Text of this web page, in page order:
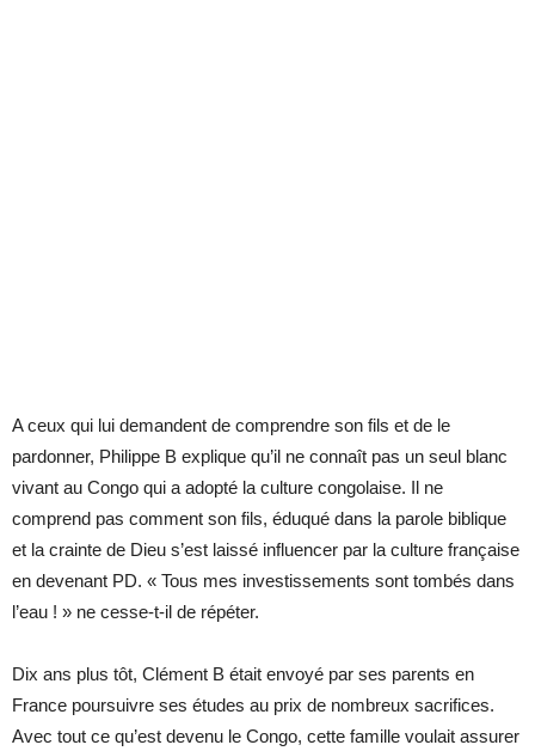
A ceux qui lui demandent de comprendre son fils et de le
pardonner, Philippe B explique qu’il ne connaît pas un seul blanc
vivant au Congo qui a adopté la culture congolaise. Il ne
comprend pas comment son fils, éduqué dans la parole biblique
et la crainte de Dieu s’est laissé influencer par la culture française
en devenant PD. « Tous mes investissements sont tombés dans
l’eau ! » ne cesse-t-il de répéter.
Dix ans plus tôt, Clément B était envoyé par ses parents en
France poursuivre ses études au prix de nombreux sacrifices.
Avec tout ce qu’est devenu le Congo, cette famille voulait assurer